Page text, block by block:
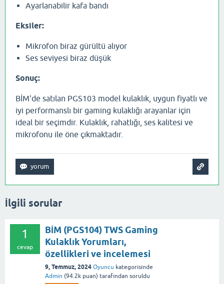
Ayarlanabilir kafa bandı
Eksiler:
Mikrofon biraz gürültü alıyor
Ses seviyesi biraz düşük
Sonuç:
BİM'de satılan PGS103 model kulaklık, uygun fiyatlı ve
iyi performanslı bir gaming kulaklığı arayanlar için
ideal bir seçimdir. Kulaklık, rahatlığı, ses kalitesi ve
mikrofonu ile öne çıkmaktadır.
İlgili sorular
1
cevap
BİM (PGS104) TWS Gaming
Kulaklık Yorumları,
özellikleri ve incelemesi
9, Temmuz, 2024 Oyuncu kategorisinde
Admin (94.2k puan) tarafından soruldu